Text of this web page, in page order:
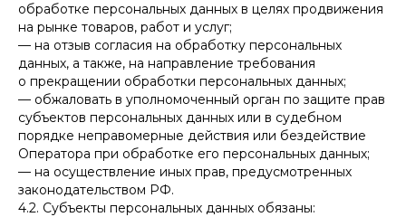
обработке персональных данных в целях продвижения
на рынке товаров, работ и услуг;
— на отзыв согласия на обработку персональных
данных, а также, на направление требования
о прекращении обработки персональных данных;
— обжаловать в уполномоченный орган по защите прав
субъектов персональных данных или в судебном
порядке неправомерные действия или бездействие
Оператора при обработке его персональных данных;
— на осуществление иных прав, предусмотренных
законодательством РФ.
4.2. Субъекты персональных данных обязаны: